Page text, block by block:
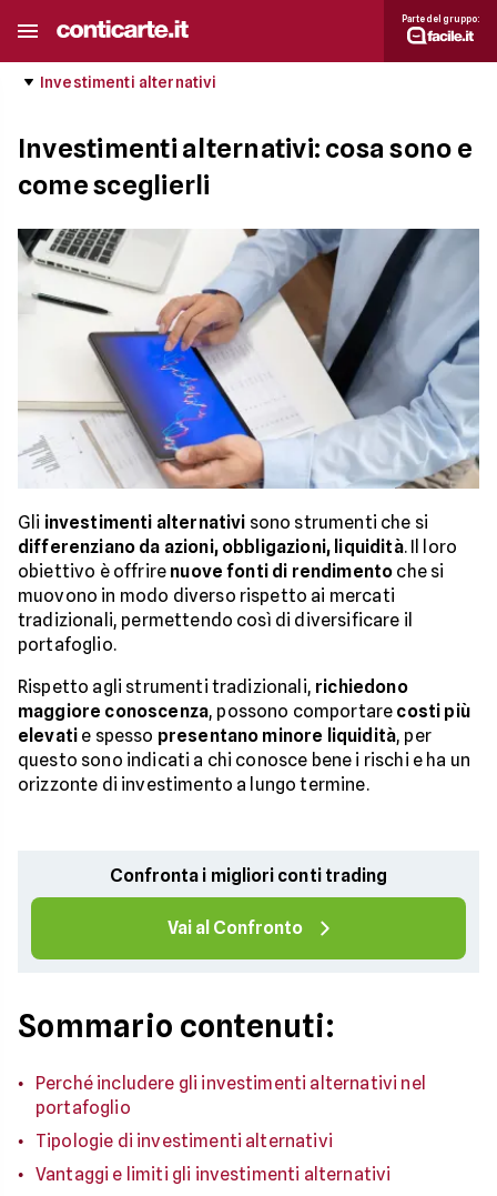
Parte del gruppo:
Investimenti alternativi
Investimenti alternativi: cosa sono e
come sceglierli
Gli investimenti alternativi sono strumenti che si
differenziano da azioni, obbligazioni, liquidità. Il loro
obiettivo è offrire nuove fonti di rendimento che si
muovono in modo diverso rispetto ai mercati
tradizionali, permettendo così di diversificare il
portafoglio.
Rispetto agli strumenti tradizionali, richiedono
maggiore conoscenza, possono comportare costi più
elevati e spesso presentano minore liquidità, per
questo sono indicati a chi conosce bene i rischi e ha un
orizzonte di investimento a lungo termine.
Confronta i migliori conti trading
Vai al Confronto
Sommario contenuti:
Perché includere gli investimenti alternativi nel
portafoglio
Tipologie di investimenti alternativi
Vantaggi e limiti gli investimenti alternativi